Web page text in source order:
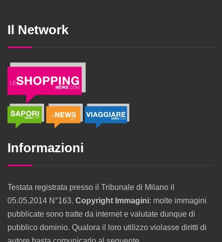
Il Network
Informazioni
Testata registrata presso il Tribunale di Milano il
05.05.2014 N°163. Copyright Immagini: molte immagini
pubblicate sono tratte da internet e valutate dunque di
pubblico dominio. Qualora il loro utilizzo violasse diritti di